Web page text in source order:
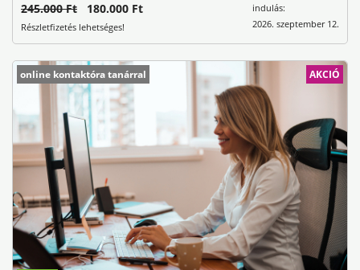
indulás:
2026. szeptember 12.
245.000 Ft 180.000 Ft
Részletfizetés lehetséges!
online kontaktóra tanárral AKCIÓ